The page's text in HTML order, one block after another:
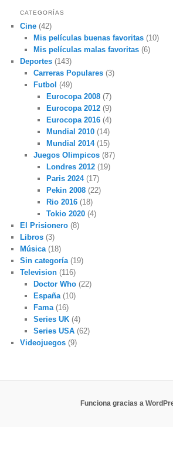
CATEGORÍAS
Cine (42)
Mis películas buenas favoritas(10)
Mis películas malas favoritas(6)
Deportes (143)
Carreras Populares(3)
Futbol (49)
Eurocopa 2008 (7)
Eurocopa 2012 (9)
Eurocopa 2016 (4)
Mundial 2010 (14)
Mundial 2014(15)
Juegos Olimpicos(87)
Londres 2012 (19)
Paris 2024(17)
Pekin 2008 (22)
Rio 2016 (18)
Tokio 2020 (4)
El Prisionero (8)
Libros (3)
Música (18)
Sin categoría (19)
Television (116)
Doctor Who(22)
España(10)
Fama(16)
Series UK(4)
Series USA(62)
Videojuegos (9)
Funciona gracias a